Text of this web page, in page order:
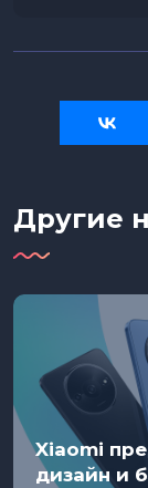
Другие
Xiaomi
дизайн и